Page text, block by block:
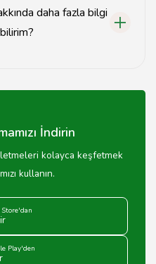
daha fazla bilgi
resmi web sitelerini
İndirin
kolayca keşfetmek
kullanın.
Play'den